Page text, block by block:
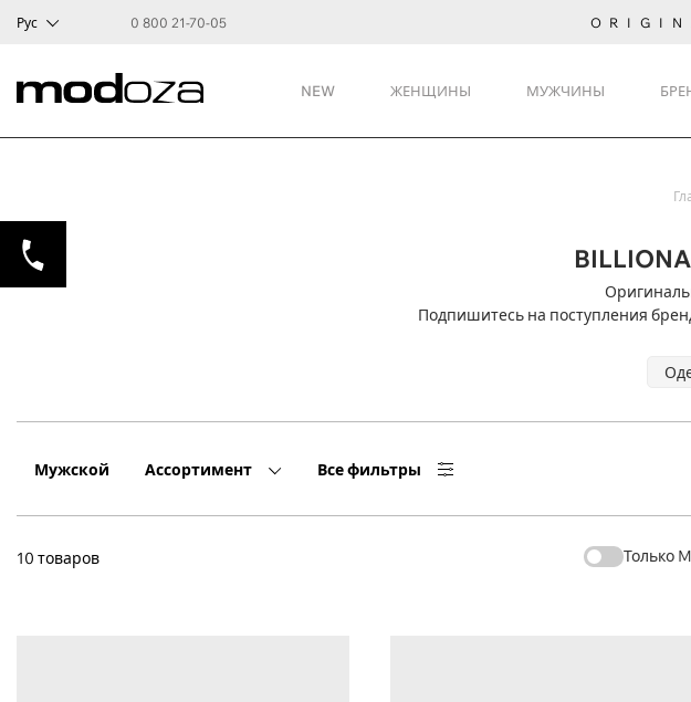
Рус 0 800 21-70-05
NEW ЖЕНЩИНЫ МУЖЧИНЫ
Подпишитесь на поступления
Мужской Ассортимент Все фильтры
10 товаров Только